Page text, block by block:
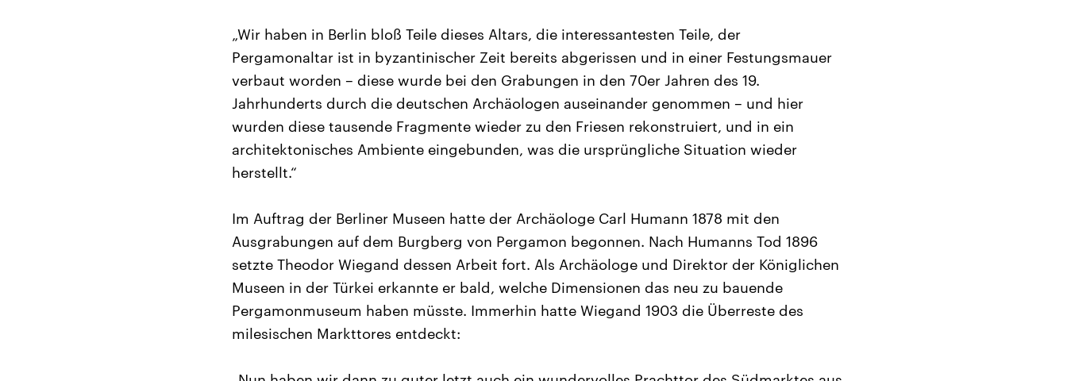
„Wir haben in Berlin bloß Teile dieses Altars, die interessantesten Teile, der
Pergamonaltar ist in byzantinischer Zeit bereits abgerissen und in einer Festungsmauer
verbaut worden – diese wurde bei den Grabungen in den 70er Jahren des 19.
Jahrhunderts durch die deutschen Archäologen auseinander genommen – und hier
wurden diese tausende Fragmente wieder zu den Friesen rekonstruiert, und in ein
architektonisches Ambiente eingebunden, was die ursprüngliche Situation wieder
herstellt.“
Im Auftrag der Berliner Museen hatte der Archäologe Carl Humann 1878 mit den
Ausgrabungen auf dem Burgberg von Pergamon begonnen. Nach Humanns Tod 1896
setzte Theodor Wiegand dessen Arbeit fort. Als Archäologe und Direktor der Königlichen
Museen in der Türkei erkannte er bald, welche Dimensionen das neu zu bauende
Pergamonmuseum haben müsste. Immerhin hatte Wiegand 1903 die Überreste des
milesischen Markttores entdeckt: